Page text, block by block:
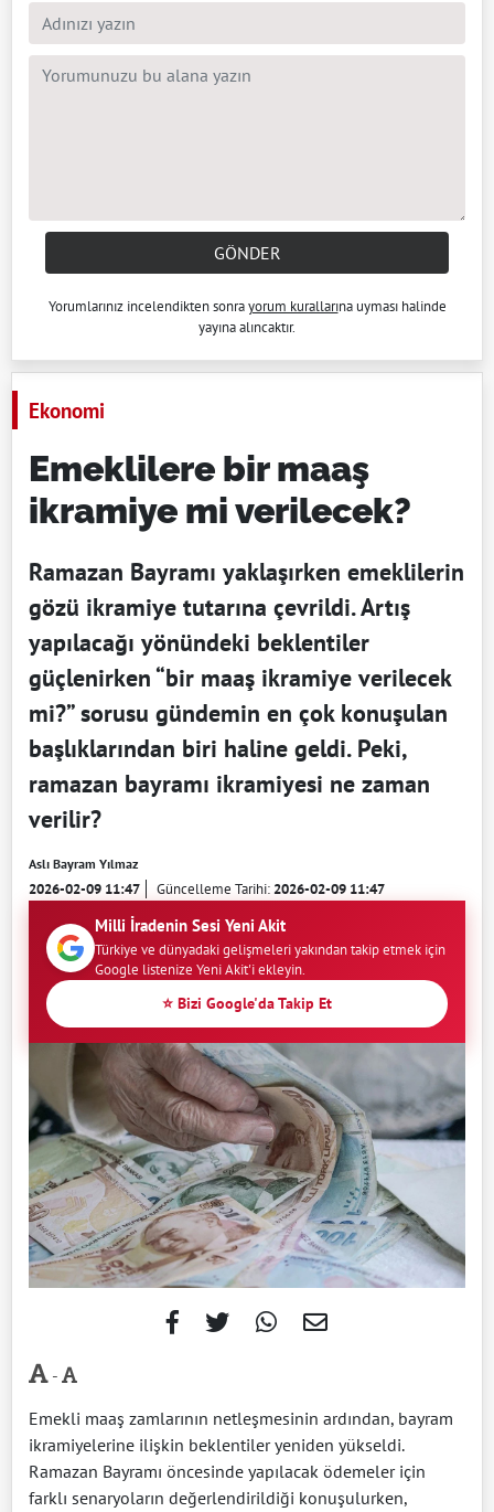
GÖNDER
Yorumlarınız incelendikten sonrayorum kurallarına uyması halinde
yayına alıncaktır.
Ekonomi
Emeklilere bir maaş
ikramiye mi verilecek?
Ramazan Bayramı yaklaşırken emeklilerin
gözü ikramiye tutarına çevrildi. Artış
yapılacağı yönündeki beklentiler
güçlenirken “bir maaş ikramiye verilecek
mi?” sorusu gündemin en çok konuşulan
başlıklarından biri haline geldi. Peki,
ramazan bayramı ikramiyesi ne zaman
verilir?
Aslı Bayram Yılmaz
2026-02-09 11:47 Güncelleme Tarihi:2026-02-09 11:47
Milli İradenin Sesi Yeni Akit
Türkiye ve dünyadaki gelişmeleri yakından takip etmek için
Google listenize Yeni Akit'i ekleyin.
⭐ Bizi Google'da Takip Et
-
Emekli maaş zamlarının netleşmesinin ardından, bayram
ikramiyelerine ilişkin beklentiler yeniden yükseldi.
Ramazan Bayramı öncesinde yapılacak ödemeler için
farklı senaryoların değerlendirildiği konuşulurken,